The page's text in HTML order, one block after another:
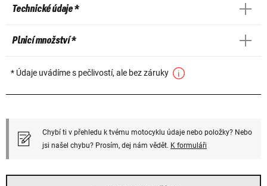
Technické údaje *
Plnicí množství *
* Údaje uvádíme s pečlivostí, ale bez záruky
Chybí ti v přehledu k tvému motocyklu údaje nebo položky? Nebo
jsi našel chybu? Prosím, dej nám vědět. K formuláři